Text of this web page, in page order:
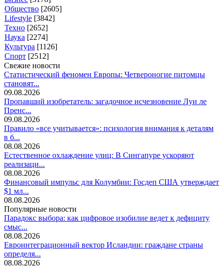
Общество [2605]
Lifestyle [3842]
Техно [2652]
Наука [2274]
Культура [1126]
Спорт [2512]
Свежие новости
Статистический феномен Европы: Четвероногие питомцы
становят...
09.08.2026
Пропавший изобретатель: загадочное исчезновение Луи ле
Пренс...
09.08.2026
Правило «все учитывается»: психология внимания к деталям
в б...
08.08.2026
Естественное охлаждение улиц: В Сингапуре ускоряют
реализаци...
08.08.2026
Финансовый импульс для Колумбии: Госдеп США утверждает
$1 мл...
08.08.2026
Популярные новости
Парадокс выбора: как цифровое изобилие ведет к дефициту
смыс...
08.08.2026
Евроинтеграционный вектор Исландии: граждане страны
определя...
08.08.2026